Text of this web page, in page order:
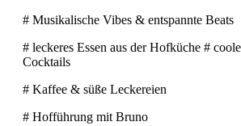
# Musikalische Vibes & entspannte Beats
# leckeres Essen aus der Hofküche #
Cocktails
# Kaffee & süße Leckereien
# Hofführung mit Bruno